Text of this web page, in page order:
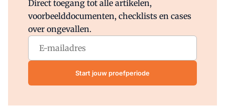
Direct toegang tot alle artikelen,
voorbeelddocumenten, checklists en cases
over ongevallen.
Start jouw proefperiode